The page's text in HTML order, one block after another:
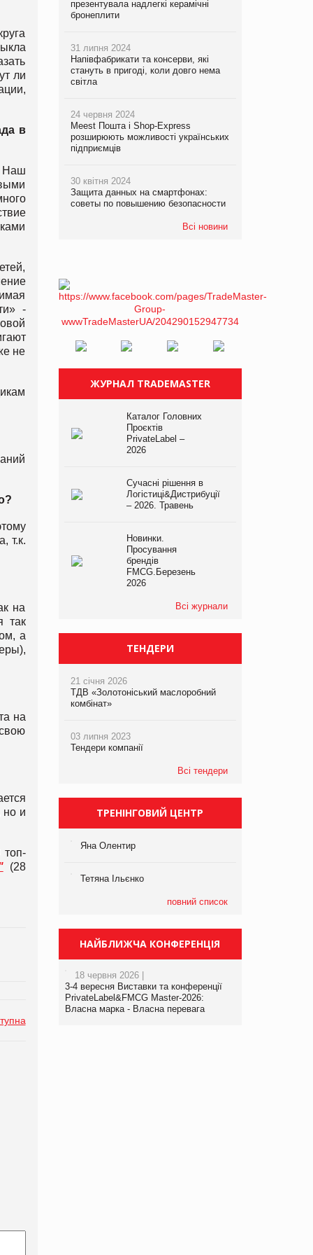
ли
в
Наш
-
не
т.к.
на
так
а
на
но и
топ-
(28
презентувала надлегкі керамічні
бронеплити
31 липня 2024
Напівфабрикати та консерви, які
стануть в пригоді, коли довго нема
світла
24 червня 2024
Meest Пошта і Shop-Express
розширюють можливості українських
підприємців
30 квітня 2024
Защита данных на смартфонах:
советы по повышению безопасности
Всі новини
ЖУРНАЛ TRADEMASTER
Каталог Головних
Проєктів
PrivateLabel –
2026
Сучасні рішення в
Логістиці&Дистрибуції
– 2026. Травень
Новинки.
Просування
брендів
FMCG.Березень
2026
Всі журнали
ТЕНДЕРИ
21 січня 2026
ТДВ «Золотоніський маслоробний
комбінат»
03 липня 2023
Тендери компанії
Всі тендери
ТРЕНІНГОВИЙ ЦЕНТР
Яна Олентир
Тетяна Ільєнко
повний список
НАЙБЛИЖЧА КОНФЕРЕНЦІЯ
18 червня 2026 |
3-4 вересня Виставки та конференції
PrivateLabel&FMCG Master-2026:
Власна марка - Власна перевага